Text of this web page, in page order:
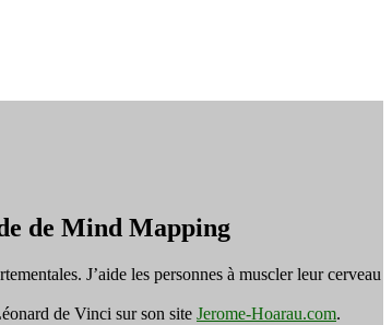
de Mind Mapping
J’aide les personnes à muscler leur cerveau
de Vinci sur son site Jerome-Hoarau.com.